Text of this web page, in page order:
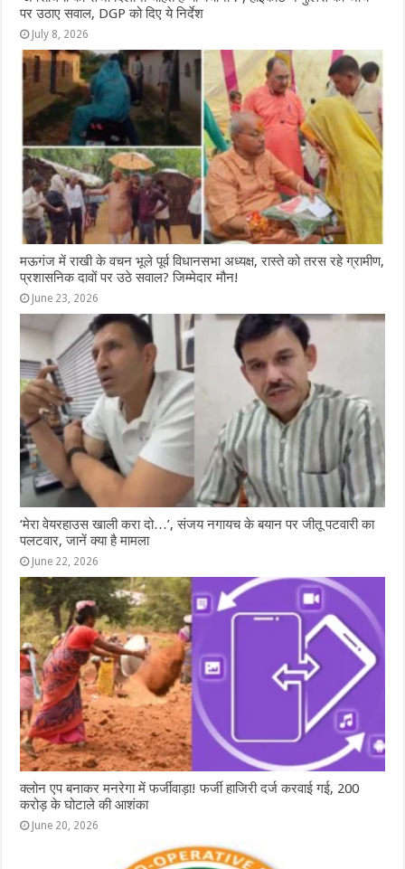
पर उठाए सवाल, DGP को दिए ये निर्देश
July 8, 2026
मऊगंज में राखी के वचन भूले पूर्व विधानसभा अध्यक्ष, रास्ते को तरस रहे ग्रामीण,
प्रशासनिक दावों पर उठे सवाल? जिम्मेदार मौन!
June 23, 2026
‘मेरा वेयरहाउस खाली करा दो…’, संजय नगायच के बयान पर जीतू पटवारी का
पलटवार, जानें क्या है मामला
June 22, 2026
क्लोन एप बनाकर मनरेगा में फर्जीवाड़ा! फर्जी हाजिरी दर्ज करवाई गई, 200
करोड़ के घोटाले की आशंका
June 20, 2026